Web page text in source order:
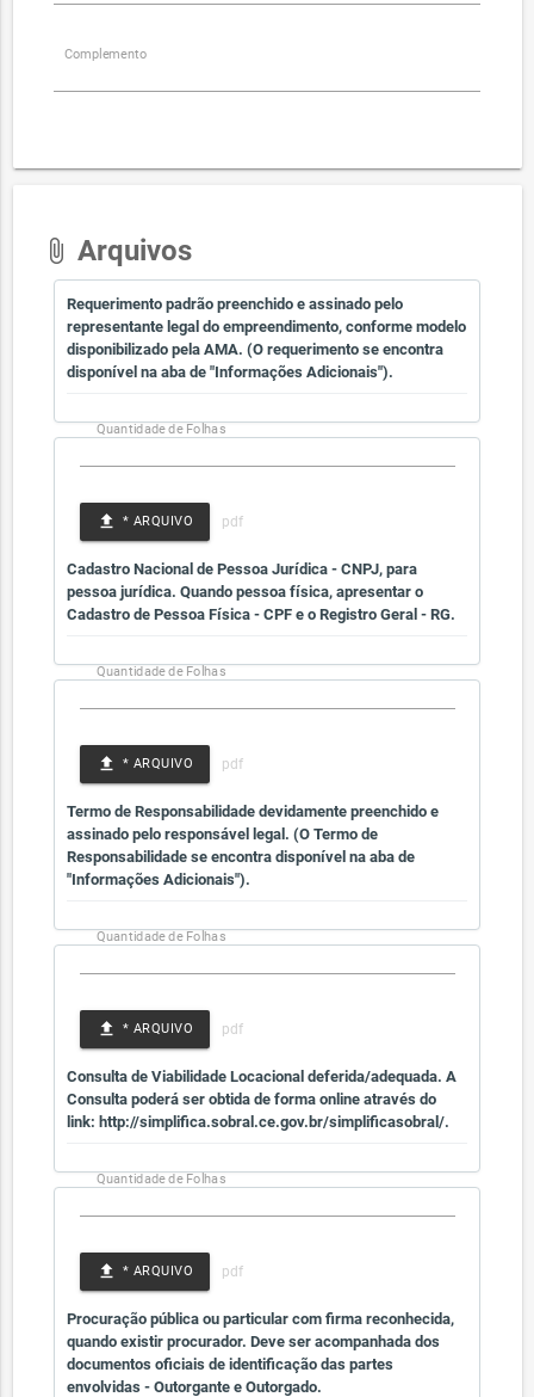
Complemento
attach_file Arquivos
Requerimento padrão preenchido e assinado pelo
representante legal do empreendimento, conforme modelo
disponibilizado pela AMA. (O requerimento se encontra
disponível na aba de "Informações Adicionais").
Quantidade de Folhas
* ARQUIVO
file_upload
Cadastro Nacional de Pessoa Jurídica - CNPJ, para
pessoa jurídica. Quando pessoa física, apresentar o
Cadastro de Pessoa Física - CPF e o Registro Geral - RG.
Quantidade de Folhas
* ARQUIVO
file_upload
Termo de Responsabilidade devidamente preenchido e
assinado pelo responsável legal. (O Termo de
Responsabilidade se encontra disponível na aba de
"Informações Adicionais").
Quantidade de Folhas
* ARQUIVO
file_upload
Consulta de Viabilidade Locacional deferida/adequada. A
Consulta poderá ser obtida de forma online através do
link: http://simplifica.sobral.ce.gov.br/simplificasobral/.
Quantidade de Folhas
* ARQUIVO
file_upload
Procuração pública ou particular com firma reconhecida,
quando existir procurador. Deve ser acompanhada dos
documentos oficiais de identificação das partes
envolvidas - Outorgante e Outorgado.